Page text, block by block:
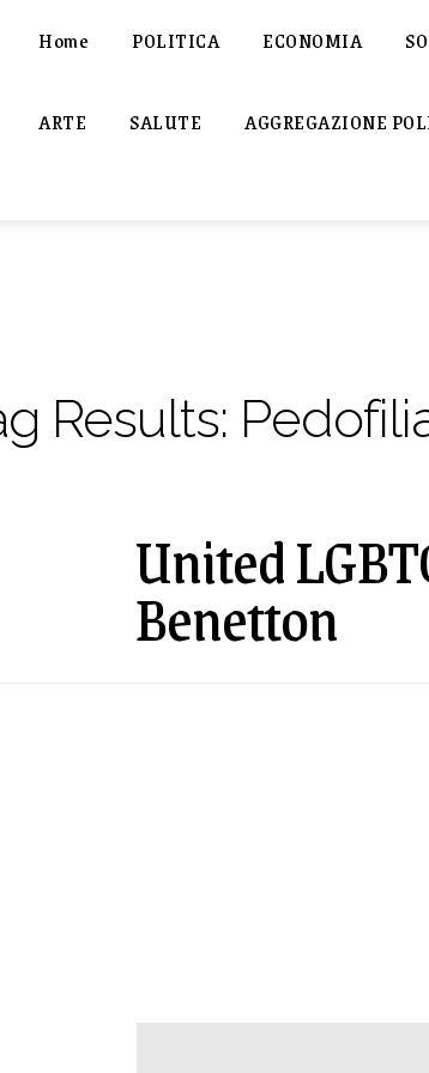
Home POLITICA ECONOMIA
ARTE SALUTE AGGREGAZIONE
Results:
United
Benetton